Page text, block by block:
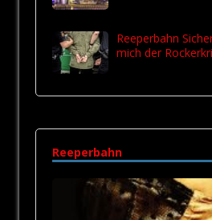
Reeperbahn
mich der
Reeperbahn